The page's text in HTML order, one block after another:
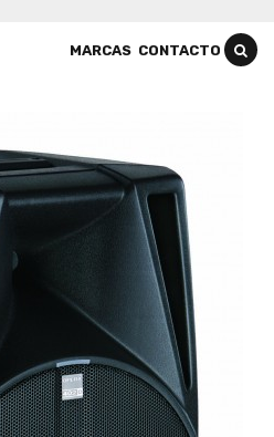
MARCAS CONTACTO